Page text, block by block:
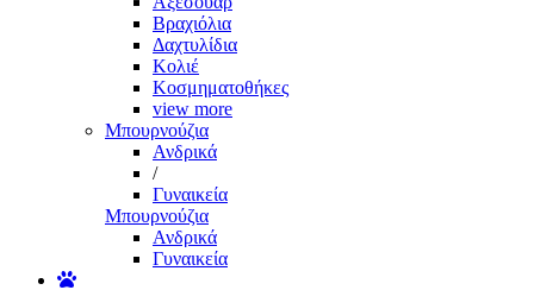
Βραχιόλια
Δαχτυλίδια
Κολιέ
Κοσμηματοθήκες
view more
Μπουρνούζια
Ανδρικά
/
Γυναικεία
Μπουρνούζια
Ανδρικά
Γυναικεία